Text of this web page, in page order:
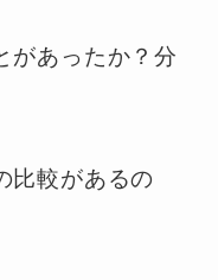
があったか？分
比較があるの